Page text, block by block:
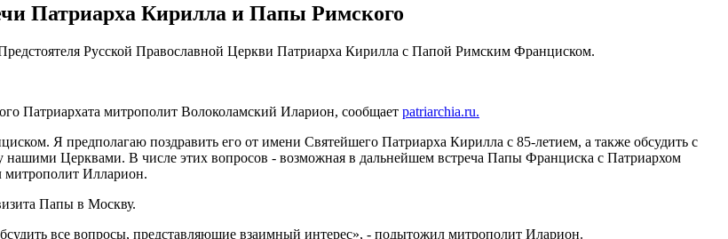
Патриарха Кирилла и Папы Римского
Русской Православной Церкви Патриарха Кирилла с Папой Римским Франциском.
Патриархата митрополит Волоколамский Иларион, сообщает patriarchia.ru.
Я предполагаю поздравить его от имени Святейшего Патриарха Кирилла с 85-летием, а также обсудить с
Церквами. В числе этих вопросов - возможная в дальнейшем встреча Папы Франциска с Патриархом
митрополит Илларион.
Папы в Москву.
все вопросы, представляющие взаимный интерес», - подытожил митрополит Иларион.